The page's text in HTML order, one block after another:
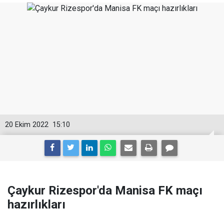
15:10
20 Ekim 2022
Çaykur Rizespor'da Manisa FK maçı
hazırlıkları